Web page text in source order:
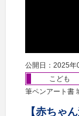
公開日：2025年
こども
筆ペンアート書
【赤ちゃ